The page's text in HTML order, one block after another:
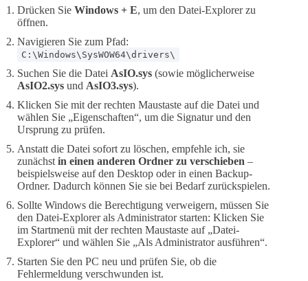
Drücken Sie Windows + E, um den Datei-Explorer zu
öffnen.
Navigieren Sie zum Pfad:
C:\Windows\SysWOW64\drivers\
Suchen Sie die Datei AsIO.sys (sowie möglicherweise
AsIO2.sys und AsIO3.sys).
Klicken Sie mit der rechten Maustaste auf die Datei und
wählen Sie „Eigenschaften“, um die Signatur und den
Ursprung zu prüfen.
Anstatt die Datei sofort zu löschen, empfehle ich, sie
zunächst in einen anderen Ordner zu verschieben –
beispielsweise auf den Desktop oder in einen Backup-
Ordner. Dadurch können Sie sie bei Bedarf zurückspielen.
Sollte Windows die Berechtigung verweigern, müssen Sie
den Datei-Explorer als Administrator starten: Klicken Sie
im Startmenü mit der rechten Maustaste auf „Datei-
Explorer“ und wählen Sie „Als Administrator ausführen“.
Starten Sie den PC neu und prüfen Sie, ob die
Fehlermeldung verschwunden ist.